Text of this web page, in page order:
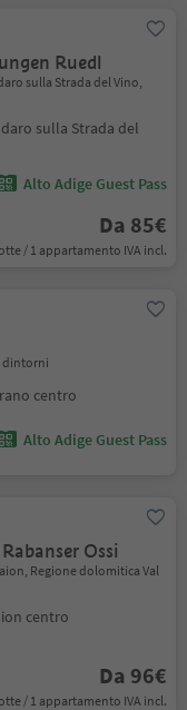
Ruedl
sulla Strada del Vino,
sulla Strada del
Alto Adige Guest Pass
Da 85€
/ 1 appartamento IVA incl.
dintorni
centro
Alto Adige Guest Pass
Ossi
Regione dolomitica Val
centro
Da 96€
/ 1 appartamento IVA incl.